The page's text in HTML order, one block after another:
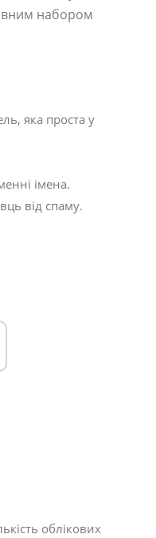
набором
яка проста у
імена.
від спаму.
облікових